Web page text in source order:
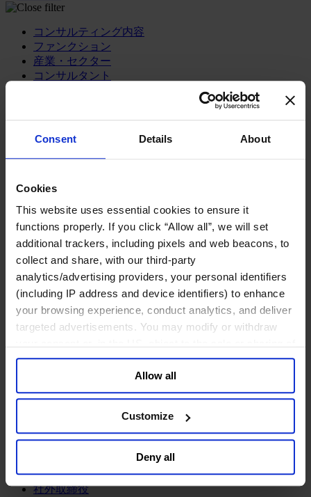
Consent Details About
Cookies
This website uses essential cookies to ensure it
functions properly. If you click “Allow all”, we will set
additional trackers, including pixels and web beacons, to
collect and share, with our third-party
analytics/advertising providers, your personal identifiers
(including IP address and device identifiers) to enhance
your browsing experience, conduct analytics, and deliver
targeted advertisements. You may modify or withdraw
your data for targeted advertising, by clicking “Do Not
Sell or Share My Personal Information” in the footer of
the website. You must opt-out of each device and each
browser. For additional information and retention terms
general collection and use of personal information see
Allow all
Customize
Deny all
コンサルティング内容
ファンクション
産業・セクター
コンサルタント
企業情報
キャリア
日本語
コンサルティング内容
ログラム
経営人材の評価
組織変革の支援
エグゼクティブサーチ
企業統治アドバイザリー
経営人材の育成
CEOサクセッション
チームの機能強化
リーダーシップ研修
ファンクション
最高経営責任者（CEO）
サステナビリティ（CSR）
ダイバーシティ＆インクルージョン
法務、規制関連、コンプライアンス
企業広報&パブリック・アフェアーズ
最高財務責任者（CFO）
マーケティング・オフィサー
社外取締役